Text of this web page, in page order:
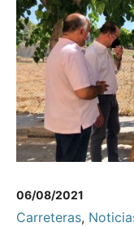
06/08/2021
Carreteras,